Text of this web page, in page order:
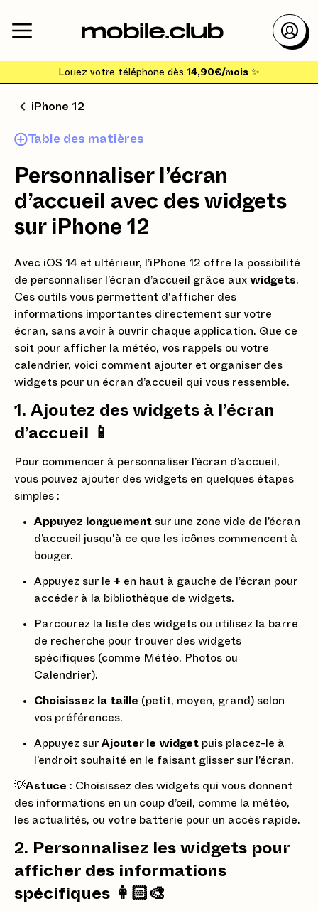
Louez votre téléphone dès 14,90€/mois ✨
iPhone 12
Table des matières
Personnaliser l’écran
d’accueil avec des widgets
sur iPhone 12
Avec iOS 14 et ultérieur, l’iPhone 12 offre la possibilité
de personnaliser l’écran d’accueil grâce aux widgets.
Ces outils vous permettent d'afficher des
informations importantes directement sur votre
écran, sans avoir à ouvrir chaque application. Que ce
soit pour afficher la météo, vos rappels ou votre
calendrier, voici comment ajouter et organiser des
widgets pour un écran d’accueil qui vous ressemble.
1. Ajoutez des widgets à l’écran
d’accueil 📱
Pour commencer à personnaliser l’écran d’accueil,
vous pouvez ajouter des widgets en quelques étapes
simples :
Appuyez longuement sur une zone vide de l’écran
d’accueil jusqu'à ce que les icônes commencent à
bouger.
Appuyez sur le + en haut à gauche de l’écran pour
accéder à la bibliothèque de widgets.
Parcourez la liste des widgets ou utilisez la barre
de recherche pour trouver des widgets
spécifiques (comme Météo, Photos ou
Calendrier).
Choisissez la taille (petit, moyen, grand) selon
vos préférences.
Appuyez sur Ajouter le widget puis placez-le à
l’endroit souhaité en le faisant glisser sur l’écran.
💡Astuce : Choisissez des widgets qui vous donnent
des informations en un coup d’œil, comme la météo,
les actualités, ou votre batterie pour un accès rapide.
2. Personnalisez les widgets pour
afficher des informations
spécifiques 👩🏻‍🎨